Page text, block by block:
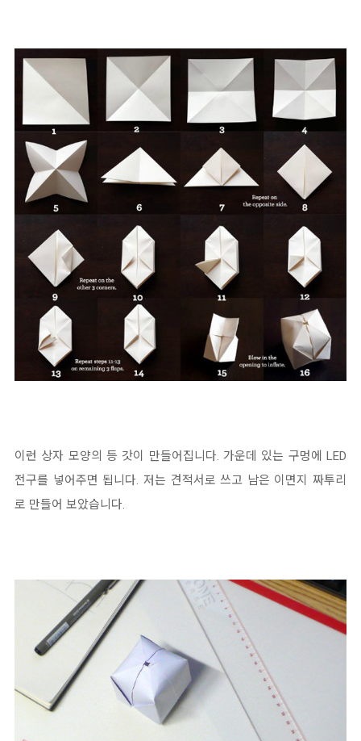
이런 상자 모양의 등 갓이 만들어집니다. 가운데 있는 구멍에 LED
전구를 넣어주면 됩니다. 저는 견적서로 쓰고 남은 이면지 짜투리
로 만들어 보았습니다.